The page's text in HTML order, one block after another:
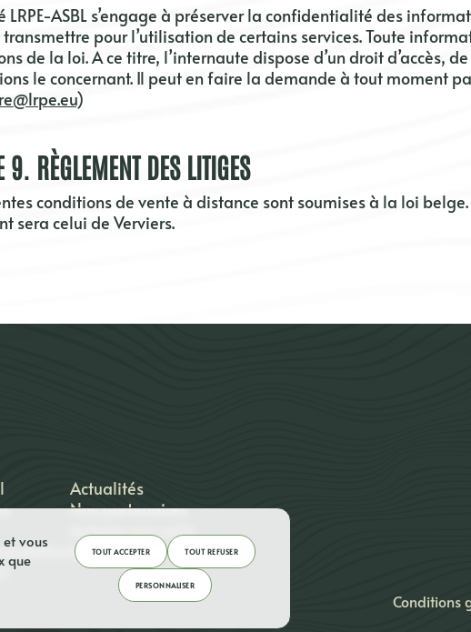
LRPE-ASBL s’engage à préserver la confidentialité des
pour l’utilisation de certains services. Toute
de la loi. A ce titre, l’internaute dispose d’un droit d’accès,
le concernant. Il peut en faire la demande à tout moment
)
9. RÈGLEMENT DES LITIGES
conditions de vente à distance sont soumises à la loi belge
sera celui de Verviers.
Actualités
Nos partenaires
Acheter ma carte
Mon compte
Conditions
vous
que
TOUT ACCEPTER TOUT REFUSER
PERSONNALISER